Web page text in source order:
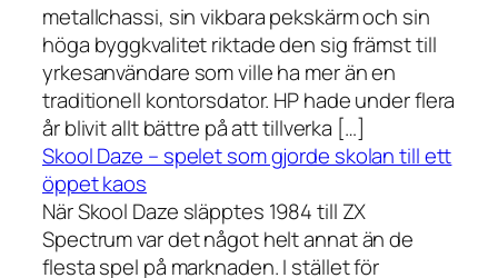
metallchassi, sin vikbara pekskärm och sin
höga byggkvalitet riktade den sig främst till
yrkesanvändare som ville ha mer än en
traditionell kontorsdator. HP hade under flera
år blivit allt bättre på att tillverka […]
Skool Daze – spelet som gjorde skolan till ett
öppet kaos
När Skool Daze släpptes 1984 till ZX
Spectrum var det något helt annat än de
flesta spel på marknaden. I stället för